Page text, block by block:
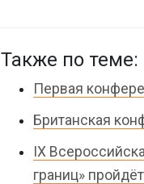
Также по теме:
Первая
Британская
IX
границ»